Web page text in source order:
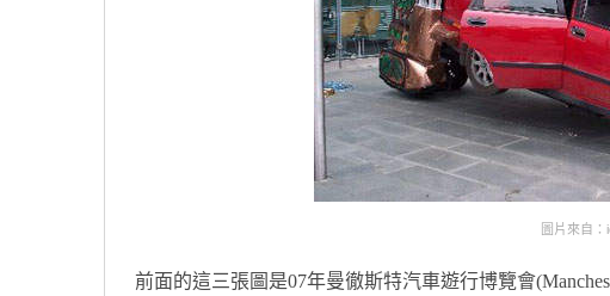
圖片來自
前面的這三張圖是07年曼徹斯特汽車遊行博覽會